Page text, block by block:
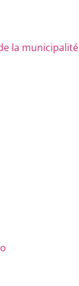
la municipalité